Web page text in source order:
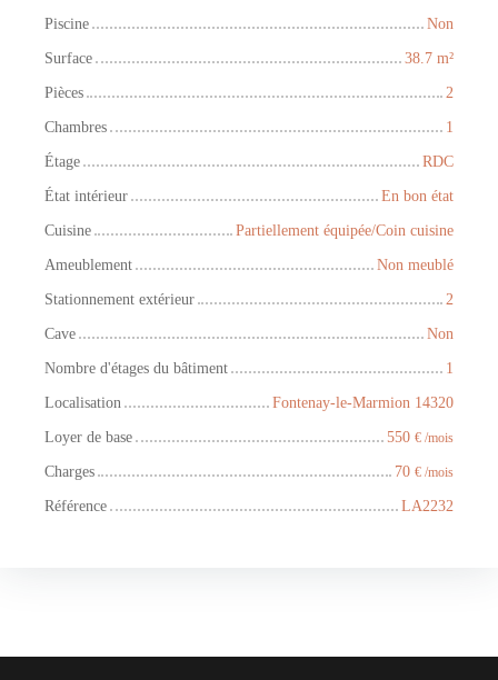
Piscine
Non
Surface
38.7 m²
Pièces
2
Chambres
1
Étage
RDC
État intérieur
En bon état
Cuisine
Partiellement équipée/Coin cuisine
Ameublement
Non meublé
Stationnement extérieur
2
Cave
Non
Nombre d'étages du bâtiment
1
Localisation
Fontenay-le-Marmion 14320
Loyer de base
550 € /mois
Charges 70 € /mois
Référence LA2232